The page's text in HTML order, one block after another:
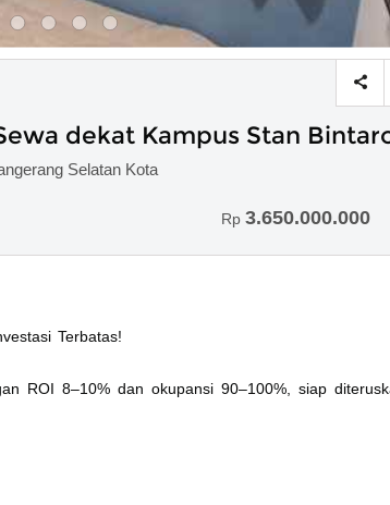
dekat Kampus Stan
Selatan Kota
Rp 3.650.000.000
Terbatas!
ROI 8–10% dan okupansi 90–100%, siap